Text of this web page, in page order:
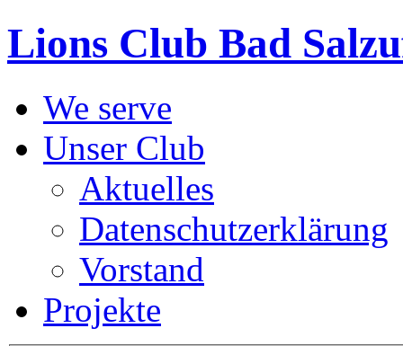
Lions Club Bad
We serve
Unser Club
Aktuelles
Datenschutzerklärung
Vorstand
Projekte